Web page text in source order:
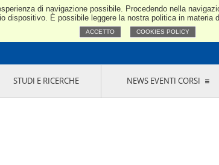
di navigazione possibile. Procedendo nella
dispositivo. È possibile leggere la nostra politica in materia
ACCETTO COOKIES POLICY
Confindustria Toscana Nord
STUDI E RICERCHE NEWS EVENTI CORSI